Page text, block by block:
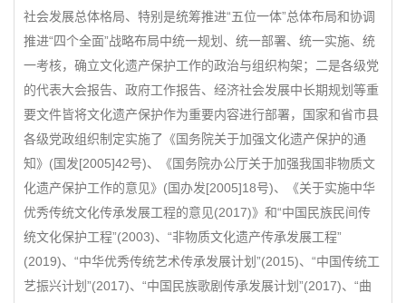
社会发展总体格局、特别是统筹推进“五位一体”总体布局和协调
推进“四个全面”战略布局中统一规划、统一部署、统一实施、统
一考核，确立文化遗产保护工作的政治与组织构架；二是各级党
的代表大会报告、政府工作报告、经济社会发展中长期规划等重
要文件皆将文化遗产保护作为重要内容进行部署，国家和省市县
各级党政组织制定实施了《国务院关于加强文化遗产保护的通
知》(国发[2005]42号)、《国务院办公厅关于加强我国非物质文
化遗产保护工作的意见》(国办发[2005]18号)、《关于实施中华
优秀传统文化传承发展工程的意见(2017)》和“中国民族民间传
统文化保护工程”(2003)、“非物质文化遗产传承发展工程”
(2019)、“中华优秀传统艺术传承发展计划”(2015)、“中国传统工
艺振兴计划”(2017)、“中国民族歌剧传承发展计划”(2017)、“曲